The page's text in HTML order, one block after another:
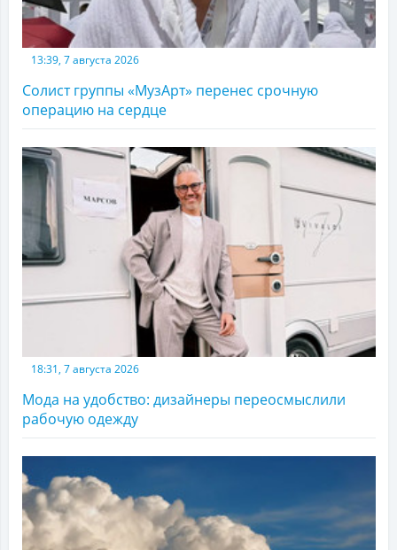
13:39, 7 августа 2026
Солист группы «МузАрт» перенес срочную
операцию на сердце
18:31, 7 августа 2026
Мода на удобство: дизайнеры переосмыслили
рабочую одежду